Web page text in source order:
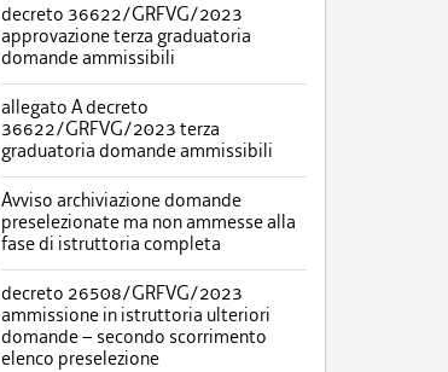
decreto 36622/GRFVG/2023
approvazione terza graduatoria
domande ammissibili
allegato A decreto
36622/GRFVG/2023 terza
graduatoria domande ammissibili
Avviso archiviazione domande
preselezionate ma non ammesse alla
fase di istruttoria completa
decreto 26508/GRFVG/2023
ammissione in istruttoria ulteriori
domande – secondo scorrimento
elenco preselezione